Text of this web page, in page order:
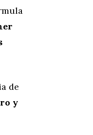
de
y